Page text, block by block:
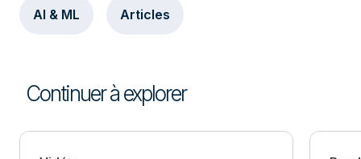
AI & ML Articles
Continuer à explorer